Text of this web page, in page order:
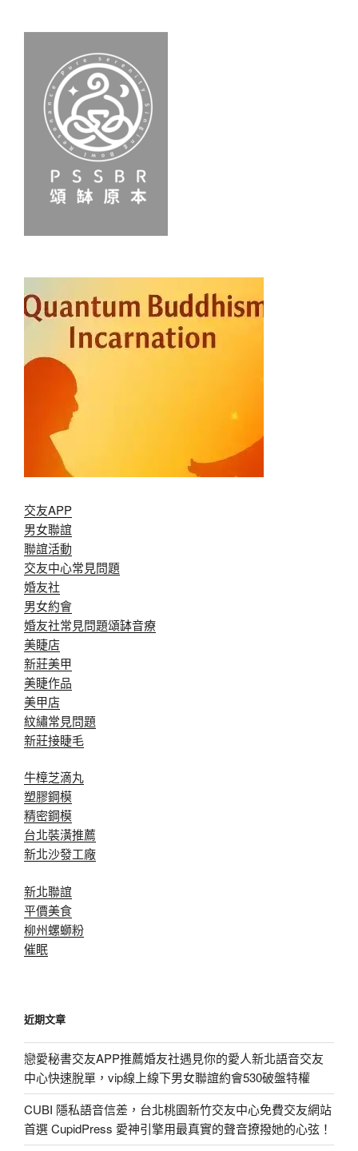
交友APP
男女聯誼
聯誼活動
交友中心常見問題
婚友社
男女約會
婚友社常見問題頌缽音療
美睫店
新莊美甲
美睫作品
美甲店
紋繡常見問題
新莊接睫毛
牛樟芝滴丸
塑膠鋼模
精密鋼模
台北裝潢推薦
新北沙發工廠
新北聯誼
平價美食
柳州螺螄粉
催眠
近期文章
戀愛秘書交友APP推薦婚友社遇見你的愛人新北語音交友
中心快速脫單，vip線上線下男女聯誼約會530破盤特權
CUBI 隱私語音信差，台北桃園新竹交友中心免費交友網站
首選 CupidPress 愛神引擎用最真實的聲音撩撥她的心弦！